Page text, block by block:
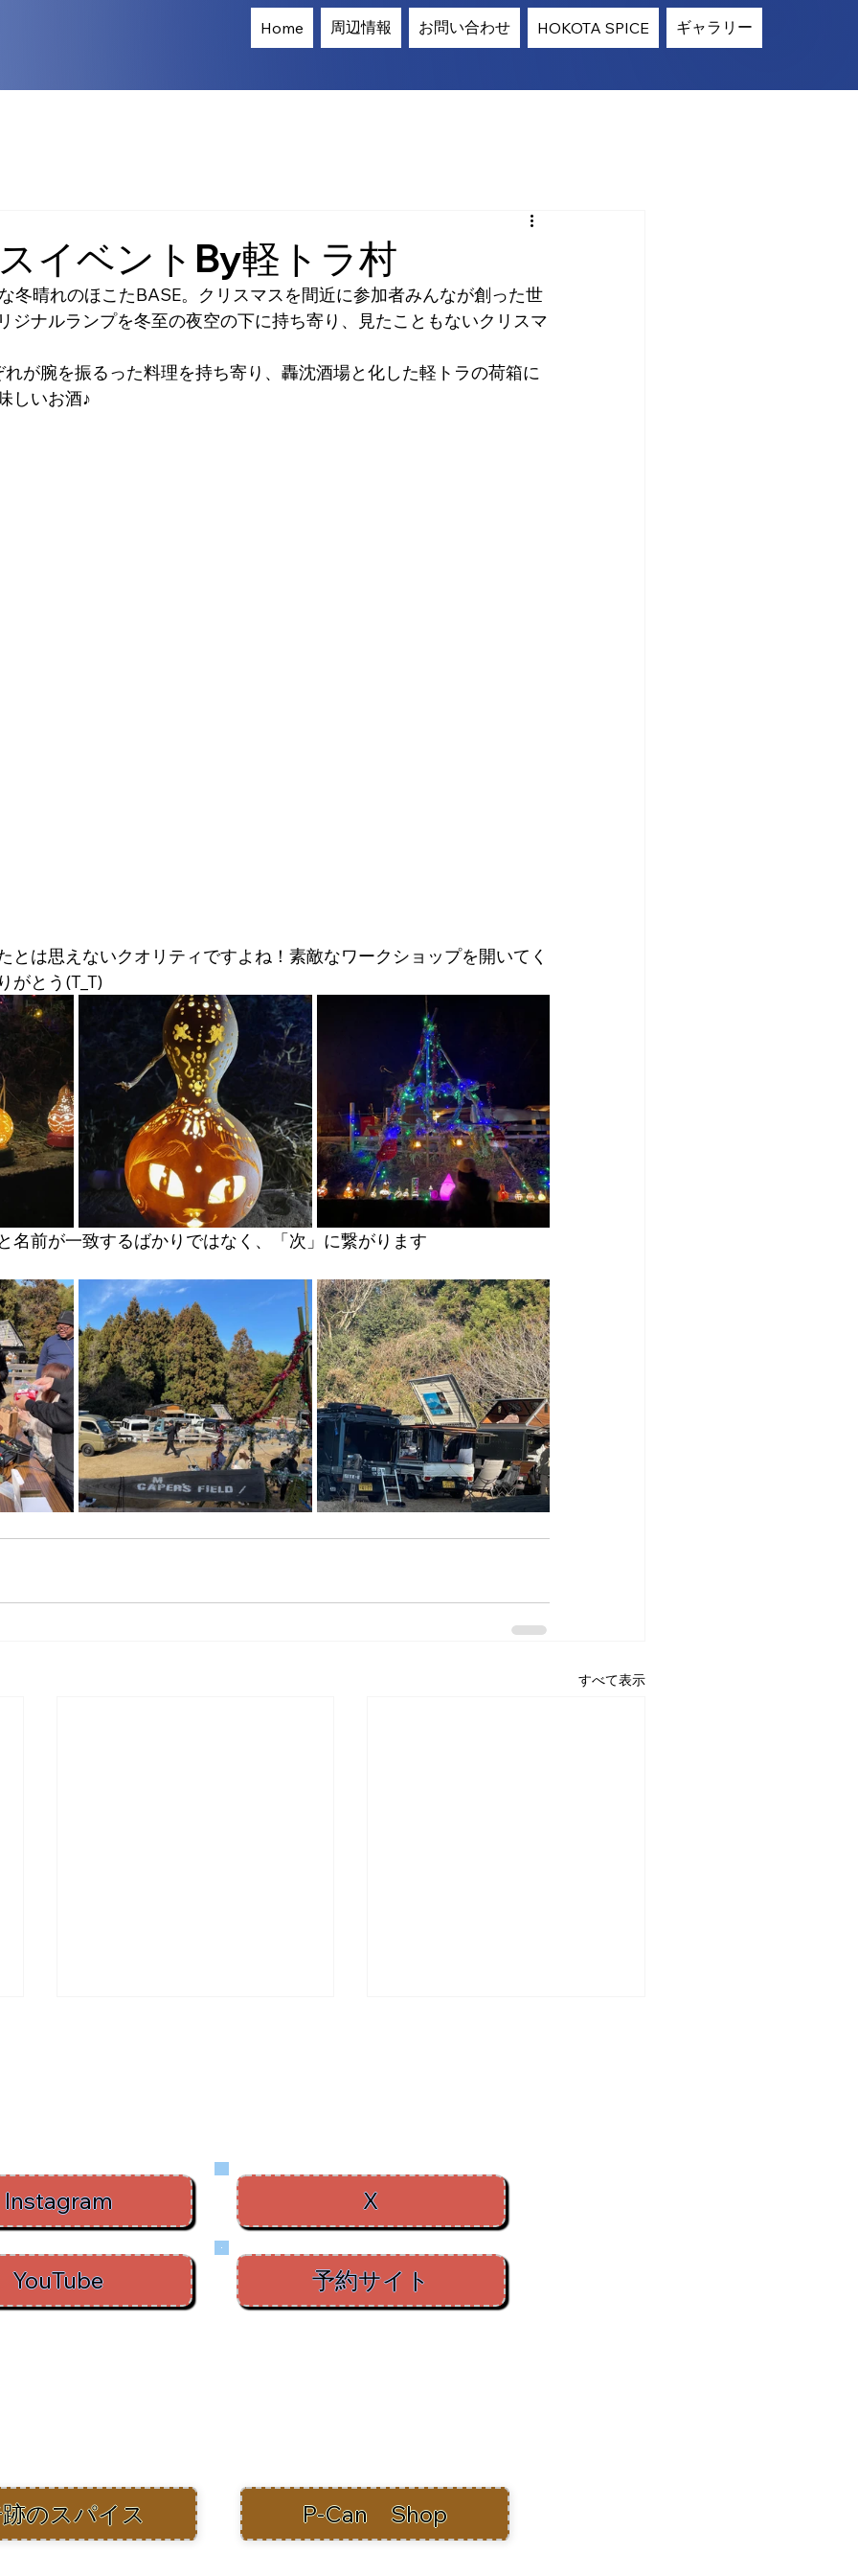
Home 周辺情報 お問い合わせ HOKOTA SPICE ギャラリー
イベントBy軽トラ村
冬晴れのほこたBASE。クリスマスを間近に参加者みんなが創った世
ジナルランプを冬至の夜空の下に持ち寄り、見たこともないクリスマ
が腕を振るった料理を持ち寄り、轟沈酒場と化した軽トラの荷箱に
しいお酒♪
とは思えないクオリティですよね！素敵なワークショップを開いてく
がとう(T_T)
名前が一致するばかりではなく、「次」に繋がります
すべて表示
待望の特別企画「母子キャン
Day」
田中ケンさんと愉快な仲間た
Instagram X
YouTube 予約サイト
のスパイス P-Can Shop